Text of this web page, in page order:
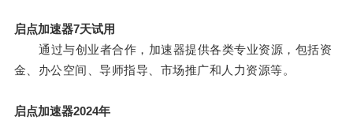
启点加速器7天试用
通过与创业者合作，加速器提供各类专业资源，包括资
金、办公空间、导师指导、市场推广和人力资源等。
启点加速器2024年